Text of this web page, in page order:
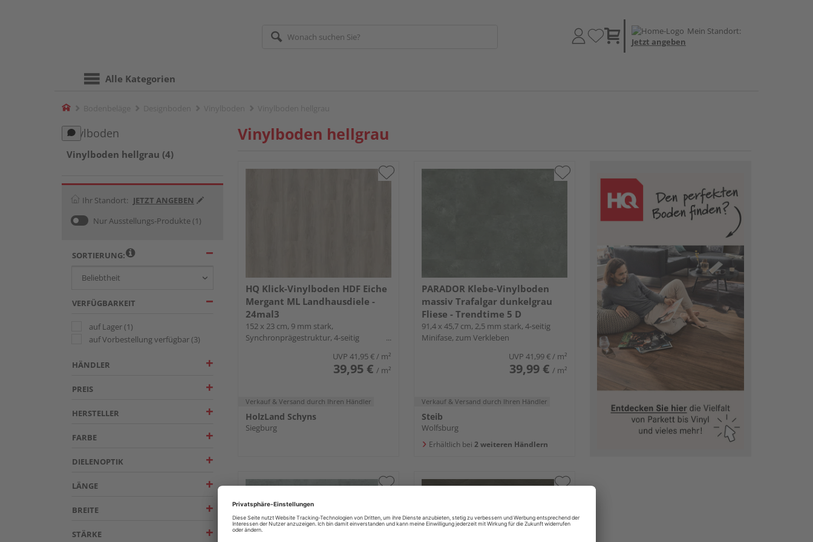
Mein Standort:
Jetzt angeben
Alle Kategorien
Home
Vinylboden
Vinylboden hellgrau (4)
Ihr Standort: JETZT ANGEBEN
Nur Ausstellungs-Produkte (1)
SORTIERUNG:
VERFÜGBARKEIT
auf Lager(1)
auf Vorbestellung verfügbar(3)
HÄNDLER
PREIS
HERSTELLER
FARBE
DIELENOPTIK
LÄNGE
BREITE
STÄRKE
Vinylboden hellgrau
HQ Klick-Vinylboden HDF Eiche
Mergant ML Landhausdiele -
24mal3
152 x 23 cm, 9 mm stark,
Synchronprägestruktur, 4-seitig
UVP 41,95 €/ m²
39,95 € / m²
Verkauf & Versand durch Ihren Händler
HolzLand Schyns
Siegburg
PARADOR Klebe-Vinylboden
massiv Trafalgar dunkelgrau
Fliese - Trendtime 5 D
91,4 x 45,7 cm, 2,5 mm stark, 4-seitig
Minifase, zum Verkleben
UVP 41,99 €/ m²
39,99 € / m²
Verkauf & Versand durch Ihren Händler
Steib
Wolfsburg
Erhältlich bei 2 weiteren Händlern